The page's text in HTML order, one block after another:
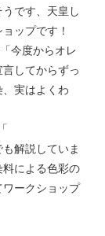
うです、天皇し
ップです！
今度からオレ
してからずっ
実はよくわ
も解説していま
による色彩の
ークショップ